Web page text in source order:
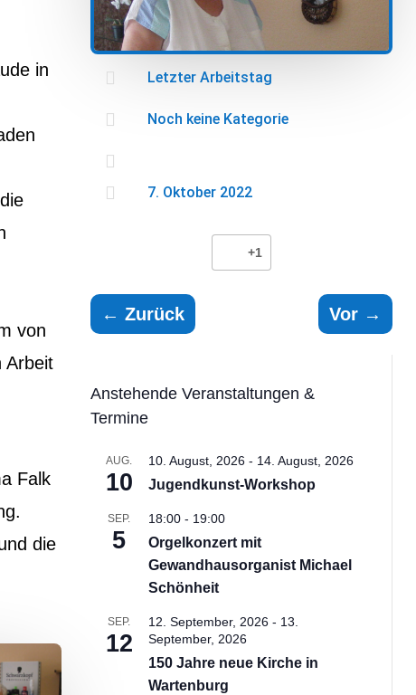
in
von
Arbeit
Falk
die
 Letzter Arbeitstag
 Noch keine Kategorie


7. Oktober 2022
+1
← Zurück Vor→
Anstehende Veranstaltungen &
Termine
AUG.
10
10. August, 2026- 14. August, 2026
Jugendkunst-Workshop
SEP.
5
18:00- 19:00
Orgelkonzert mit
Gewandhausorganist Michael
Schönheit
SEP.
12
12. September, 2026- 13.
September, 2026
150 Jahre neue Kirche in
Wartenburg